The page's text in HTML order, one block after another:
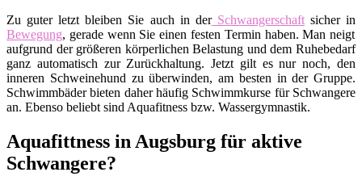
Zu guter letzt bleiben Sie auch in derSchwangerschaftsicher in
Bewegung, gerade wenn Sie einen festen Termin haben. Man neigt
aufgrund der größeren körperlichen Belastung und dem Ruhebedarf
ganz automatisch zur Zurückhaltung. Jetzt gilt es nur noch, den
inneren Schweinehund zu überwinden, am besten in der Gruppe.
Schwimmbäder bieten daher häufig Schwimmkurse für Schwangere
an. Ebenso beliebt sind Aquafitness bzw. Wassergymnastik.
Aquafittness in Augsburg für aktive
Schwangere?